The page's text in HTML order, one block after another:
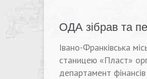
ОДА зібрав та
Івано-Франківська
станицею «Пласт»
департамент